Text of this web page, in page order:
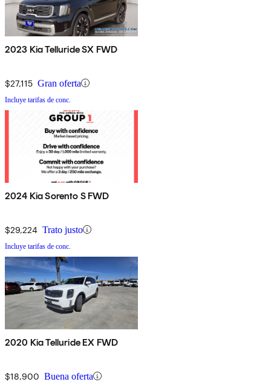
2023 Kia Telluride SX FWD
$27,115 Gran oferta
Incluye tarifas de conc.
2024 Kia Sorento S FWD
$29,224 Trato justo
Incluye tarifas de conc.
2020 Kia Telluride EX FWD
$18,900 Buena oferta